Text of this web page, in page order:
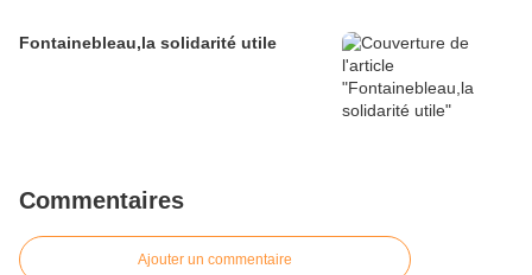
Fontainebleau,la solidarité utile
Commentaires
Ajouter un commentaire